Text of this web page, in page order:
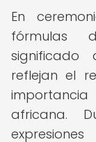
En
fórmulas
reflejan el
africana.